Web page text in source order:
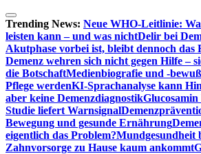
Zum
Inhalt
springen
Trending News: Neue WHO-Leitlinie:
leisten kann – und was nichtDelir bei
Akutphase vorbei ist, bleibt dennoch das
Demenz wehren sich nicht gegen Hilfe –
die BotschaftMedienbiografie und -
Pflege werdenKI-Sprachanalyse kann
aber keine Demenzdiagnostik
Studie liefert Warnsignal
Bewegung und gesunde Ernährung
eigentlich das Problem?Mundgesundheit
Zahnvorsorge zu Hause kaum ankommt